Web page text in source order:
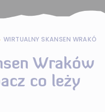
Wraków
co leży